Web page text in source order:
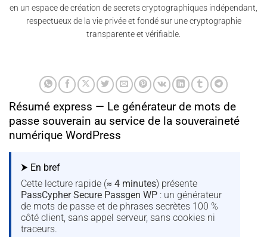
en un espace de création de secrets cryptographiques indépendant,
respectueux de la vie privée et fondé sur une cryptographie
transparente et vérifiable.
Résumé express — Le générateur de mots de
passe souverain au service de la souveraineté
numérique WordPress
⮞ En bref
Cette lecture rapide (≈ 4 minutes) présente
PassCypher Secure Passgen WP : un générateur
de mots de passe et de phrases secrètes 100 %
côté client, sans appel serveur, sans cookies ni
traceurs.